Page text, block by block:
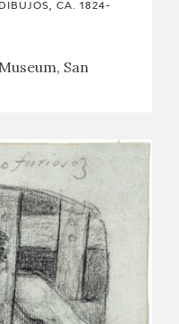
CA. 1824-
San